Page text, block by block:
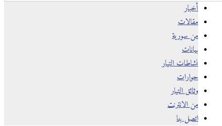
أخبار
مقالات
من سورية
بيانات
نشاطات التيار
حوارات
وثائق التيار
من الانترنت
اتصل بنا